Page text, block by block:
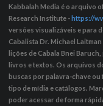
Kabbalah Media é o arquivo
Research Institute - https://
versões visualizáveis ​​e para
Cabalista Dr. Michael
lições de Cabala Bnei
livros e textos. Os arquivos
buscas por palavra-chave
tipo de mídia e catálogos.
poder acessar de forma